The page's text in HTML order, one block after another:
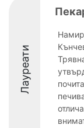
Лауреати